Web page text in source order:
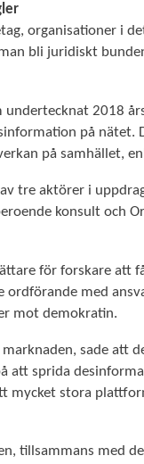
organisationer i
bli juridiskt
undertecknat 2018
på nätet.
på samhället,
tre aktörer i
konsult
för forskare
ordförande med
mot demokratin.
sade
sprida
mycket stora
tillsammans